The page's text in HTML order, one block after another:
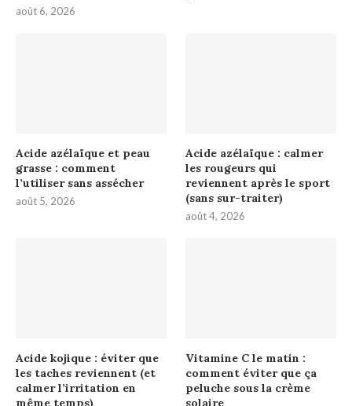
août 6, 2026
Acide azélaïque et peau
grasse : comment
l’utiliser sans assécher
août 5, 2026
Acide azélaïque : calmer
les rougeurs qui
reviennent après le sport
(sans sur-traiter)
août 4, 2026
Acide kojique : éviter que
les taches reviennent (et
calmer l’irritation en
même temps)
Vitamine C le matin :
comment éviter que ça
peluche sous la crème
solaire